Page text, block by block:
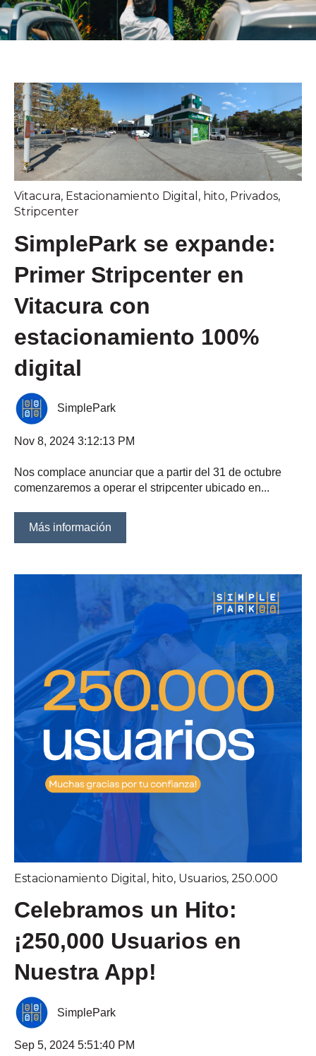
Vitacura, Estacionamiento Digital , hito, Privados,
Stripcenter
SimplePark se expande:
Primer Stripcenter en
Vitacura con
estacionamiento 100%
digital
SimplePark
Nov 8, 2024 3:12:13 PM
Nos complace anunciar que a partir del 31 de octubre
comenzaremos a operar el stripcenter ubicado en...
Más información
Estacionamiento Digital , hito, Usuarios, 250.000
Celebramos un Hito:
¡250,000 Usuarios en
Nuestra App!
SimplePark
Sep 5, 2024 5:51:40 PM